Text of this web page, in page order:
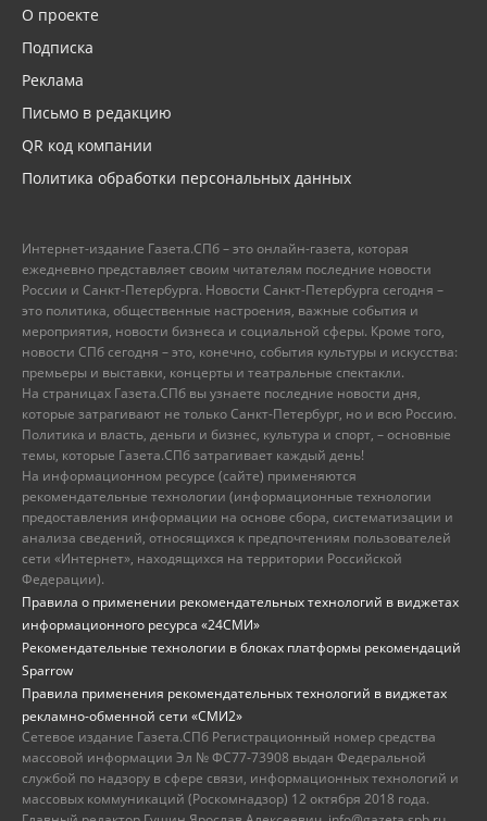
О проекте
Подписка
Реклама
Письмо в редакцию
QR код компании
Политика обработки персональных данных
Интернет-издание Газета.СПб – это онлайн-газета, которая
ежедневно представляет своим читателям последние новости
России и Санкт-Петербурга. Новости Санкт-Петербурга сегодня –
это политика, общественные настроения, важные события и
мероприятия, новости бизнеса и социальной сферы. Кроме того,
новости СПб сегодня – это, конечно, события культуры и искусства:
премьеры и выставки, концерты и театральные спектакли.
На страницах Газета.СПб вы узнаете последние новости дня,
которые затрагивают не только Санкт-Петербург, но и всю Россию.
Политика и власть, деньги и бизнес, культура и спорт, – основные
темы, которые Газета.СПб затрагивает каждый день!
На информационном ресурсе (сайте) применяются
рекомендательные технологии (информационные технологии
предоставления информации на основе сбора, систематизации и
анализа сведений, относящихся к предпочтениям пользователей
сети «Интернет», находящихся на территории Российской
Федерации).
Правила о применении рекомендательных технологий в виджетах
информационного ресурса «24СМИ»
Рекомендательные технологии в блоках платформы рекомендаций
Sparrow
Правила применения рекомендательных технологий в виджетах
рекламно-обменной сети «СМИ2»
Сетевое издание Газета.СПб Регистрационный номер средства
массовой информации Эл № ФС77-73908 выдан Федеральной
службой по надзору в сфере связи, информационных технологий и
массовых коммуникаций (Роскомнадзор) 12 октября 2018 года.